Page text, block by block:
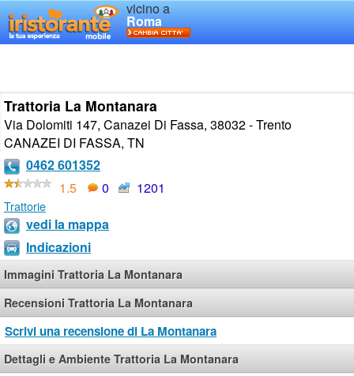
vicino a
Roma
Trattoria La Montanara
Via Dolomiti 147, Canazei Di Fassa, 38032 - Trento
CANAZEI DI FASSA, TN
0462 601352
1.5
0 1201
Trattorie
vedi la mappa
Indicazioni
Immagini Trattoria La Montanara
Recensioni Trattoria La Montanara
Scrivi una recensione di La Montanara
Dettagli e Ambiente Trattoria La Montanara